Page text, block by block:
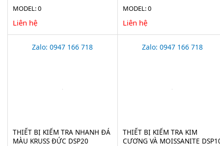
MODEL: 0
Liên hệ
MODEL: 0
Liên hệ
Zalo: 0947 166 718
THIẾT BỊ KIỂM TRA NHANH ĐÁ
MÀU KRUSS ĐỨC DSP20
Zalo: 0947 166 718
THIẾT BỊ KIỂM TRA KIM
CƯƠNG VÀ MOISSANITE